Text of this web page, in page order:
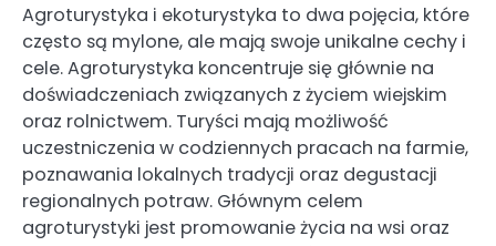
Agroturystyka i ekoturystyka to dwa pojęcia, które
często są mylone, ale mają swoje unikalne cechy i
cele. Agroturystyka koncentruje się głównie na
doświadczeniach związanych z życiem wiejskim
oraz rolnictwem. Turyści mają możliwość
uczestniczenia w codziennych pracach na farmie,
poznawania lokalnych tradycji oraz degustacji
regionalnych potraw. Głównym celem
agroturystyki jest promowanie życia na wsi oraz